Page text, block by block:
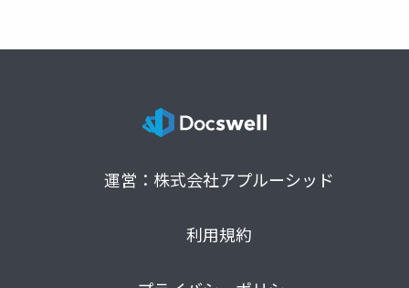
運営：株式会社アプルーシッド
利用規約